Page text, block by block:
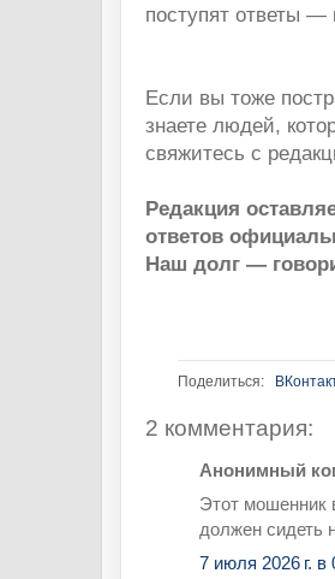
поступят ответы
Если вы тоже
знаете людей,
свяжитесь с
Редакция
ответов
Наш долг —
Поделиться:
2 комментария:
Анонимный
Этот мошенник
должен сидеть
7 июля 2026 г. в